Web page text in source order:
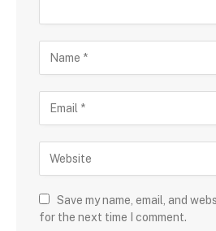
Save my name, email, and
for the next time I comment.